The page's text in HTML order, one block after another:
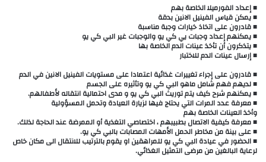
■ إعداد الفورميلا الخاصة بهم
■ يمكن قياس الفينيل الانين بدقة
■ قادرون على اتخاذ خيارات وجبة مناسبة
■ يمكنهم إعداد وجبات يي كي يو والوجبات غير البي كي يو
■ يتذكرون أن تأخذ عينات الدم الخاصة بها
■ إرسال عينات الدم للاختبار
■ قادرون على إجراء تغييرات غذائية اعتمادا على مستويات الفينيل الانين في الدم
■ لديهم فهم شامل ماهو البي كي يو وتأثيره على الجسم
■ يمكنهم شرح كيف يتم توريث البي كي يو و مدى احتمالية انتقاله لأطفالهم.
■ معرفة عدد المرات التي يحتاج فيها لزيارة العيادة وتحمل المسؤولية
وأخذ العينات الخاصة بهم
■ معرفة كيفية الاتصال بطبيبهم ، اختصاصي التغذية أو الممرضة عند الحاجة لذلك.
■ على بينة من مخاطر الحمل الأمهات المصابات بالبي كي يو.
■ الحضور في عيادة البي كي يو للمراهقين او يقوم بالترتيب للانتقال الى مكان خاص
لرعاية البالغين من مرضى التمثيل الغذائي.